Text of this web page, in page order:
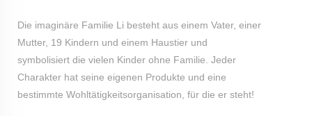
Die imaginäre Familie Li besteht aus einem Vater, einer
Mutter, 19 Kindern und einem Haustier und
symbolisiert die vielen Kinder ohne Familie. Jeder
Charakter hat seine eigenen Produkte und eine
bestimmte Wohltätigkeitsorganisation, für die er steht!